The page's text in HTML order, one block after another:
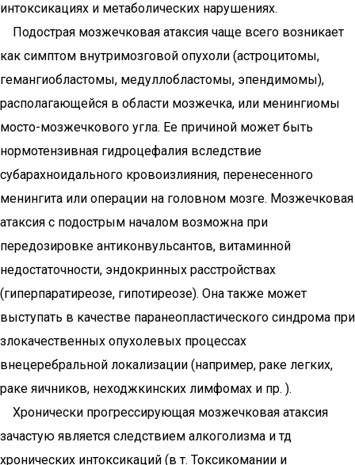
интоксикациях и метаболических нарушениях.
Подострая мозжечковая атаксия чаще всего возникает
как симптом внутримозговой опухоли (астроцитомы,
гемангиобластомы, медуллобластомы, эпендимомы),
располагающейся в области мозжечка, или менингиомы
мосто-мозжечкового угла. Ее причиной может быть
нормотензивная гидроцефалия вследствие
субарахноидального кровоизлияния, перенесенного
менингита или операции на головном мозге. Мозжечковая
атаксия с подострым началом возможна при
передозировке антиконвульсантов, витаминной
недостаточности, эндокринных расстройствах
(гиперпаратиреозе, гипотиреозе). Она также может
выступать в качестве паранеопластического синдрома при
злокачественных опухолевых процессах
внецеребральной локализации (например, раке легких,
раке яичников, неходжкинских лимфомах и пр. ).
Хронически прогрессирующая мозжечковая атаксия
зачастую является следствием алкоголизма и тд
хронических интоксикаций (в т. Токсикомании и